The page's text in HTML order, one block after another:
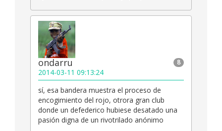
8
ondarru
2014-03-11 09:13:24
sí, esa bandera muestra el proceso de
encogimiento del rojo, otrora gran club
donde un defederico hubiese desatado una
pasión digna de un rivotrilado anónimo